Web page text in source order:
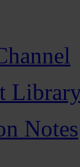
Notes